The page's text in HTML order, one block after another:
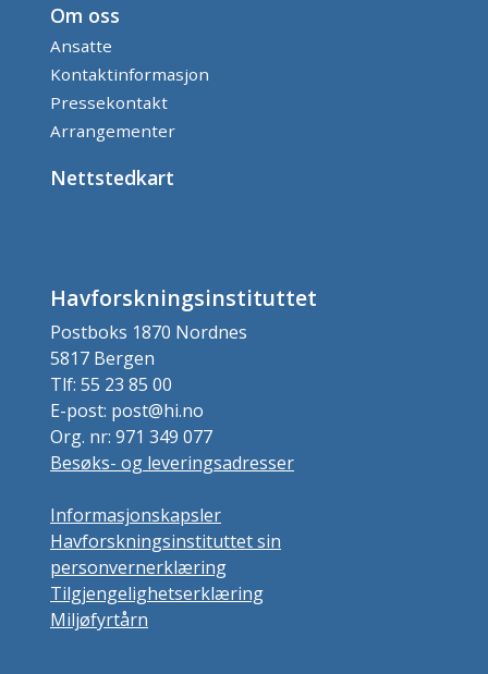
Om oss
Ansatte
Kontaktinformasjon
Pressekontakt
Arrangementer
Nettstedkart
Havforskningsinstituttet
Postboks 1870 Nordnes
5817 Bergen
Tlf: 55 23 85 00
E-post: post@hi.no
Org. nr: 971 349 077
Besøks- og leveringsadresser
Informasjonskapsler
Havforskningsinstituttet sin
personvernerklæring
Tilgjengelighetserklæring
Miljøfyrtårn